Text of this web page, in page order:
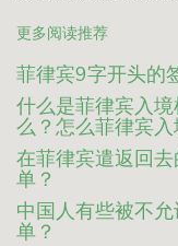
更多阅读推荐
菲律宾9字开头的
什么是菲律宾入
么？怎么菲律宾入
在菲律宾遣返回
单？
中国人有些被不
单？